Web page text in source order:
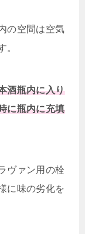
の空間は空気
。
酒瓶内に入り
に瓶内に充填
ヴァン用の栓
に味の劣化を